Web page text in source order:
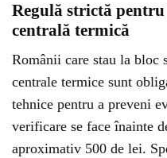
Regulă strictă
centrală termică
Românii care stau la bloc
centrale termice sunt
tehnice pentru a preveni
verificare se face înainte
aproximativ 500 de lei.